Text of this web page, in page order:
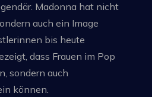
Madonna hat nicht
auch ein Image
bis heute
dass Frauen im Pop
sondern auch
können.